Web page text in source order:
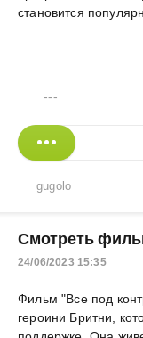
становится
---
gugolo
Смотреть
24/06/2023 15:35
Фильм "Все под
героини Бритни,